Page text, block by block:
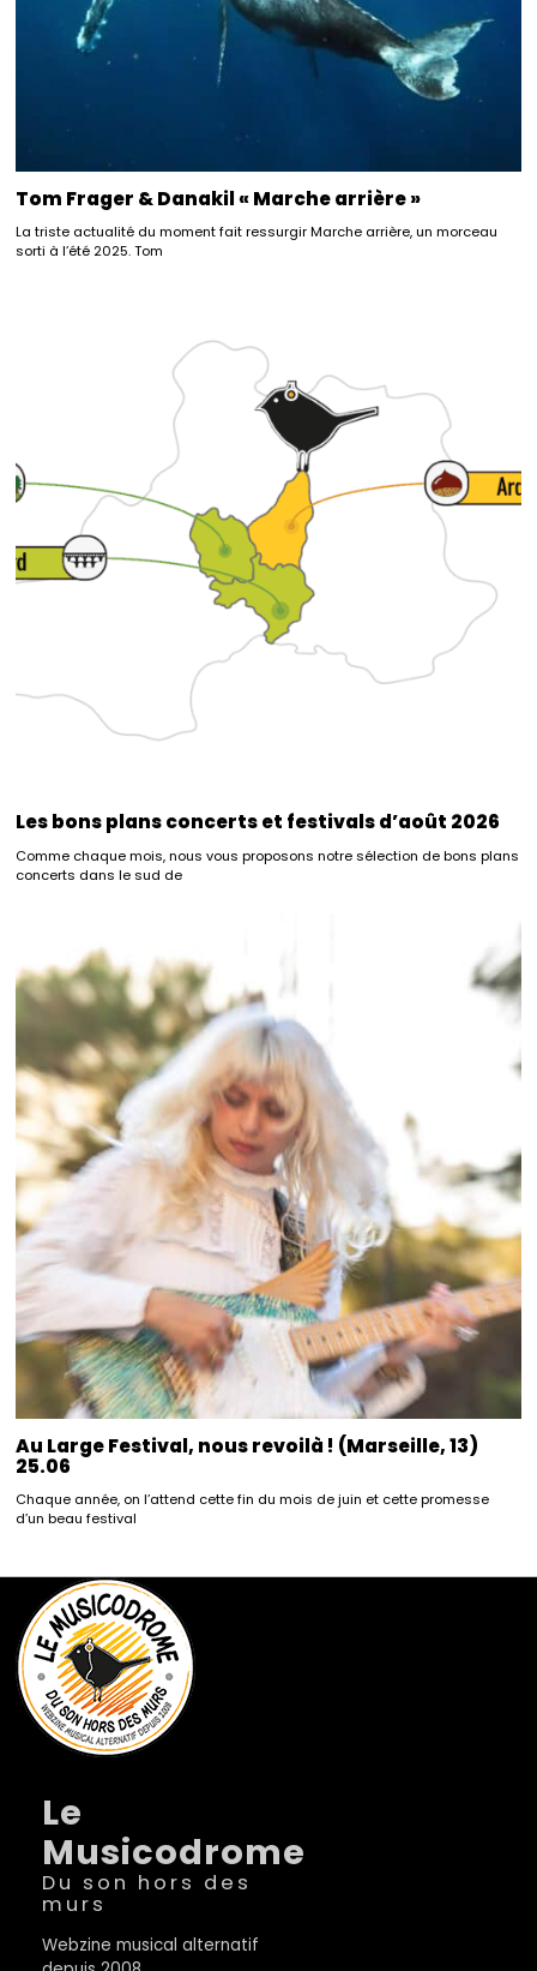
Tom Frager & Danakil « Marche arrière »
La triste actualité du moment fait ressurgir Marche arrière, un morceau
sorti à l’été 2025. Tom
Les bons plans concerts et festivals d’août 2026
Comme chaque mois, nous vous proposons notre sélection de bons plans
concerts dans le sud de
Au Large Festival, nous revoilà ! (Marseille, 13)
25.06
Chaque année, on l’attend cette fin du mois de juin et cette promesse
d’un beau festival
Le
Musicodrome
Du son hors des
murs
Webzine musical alternatif